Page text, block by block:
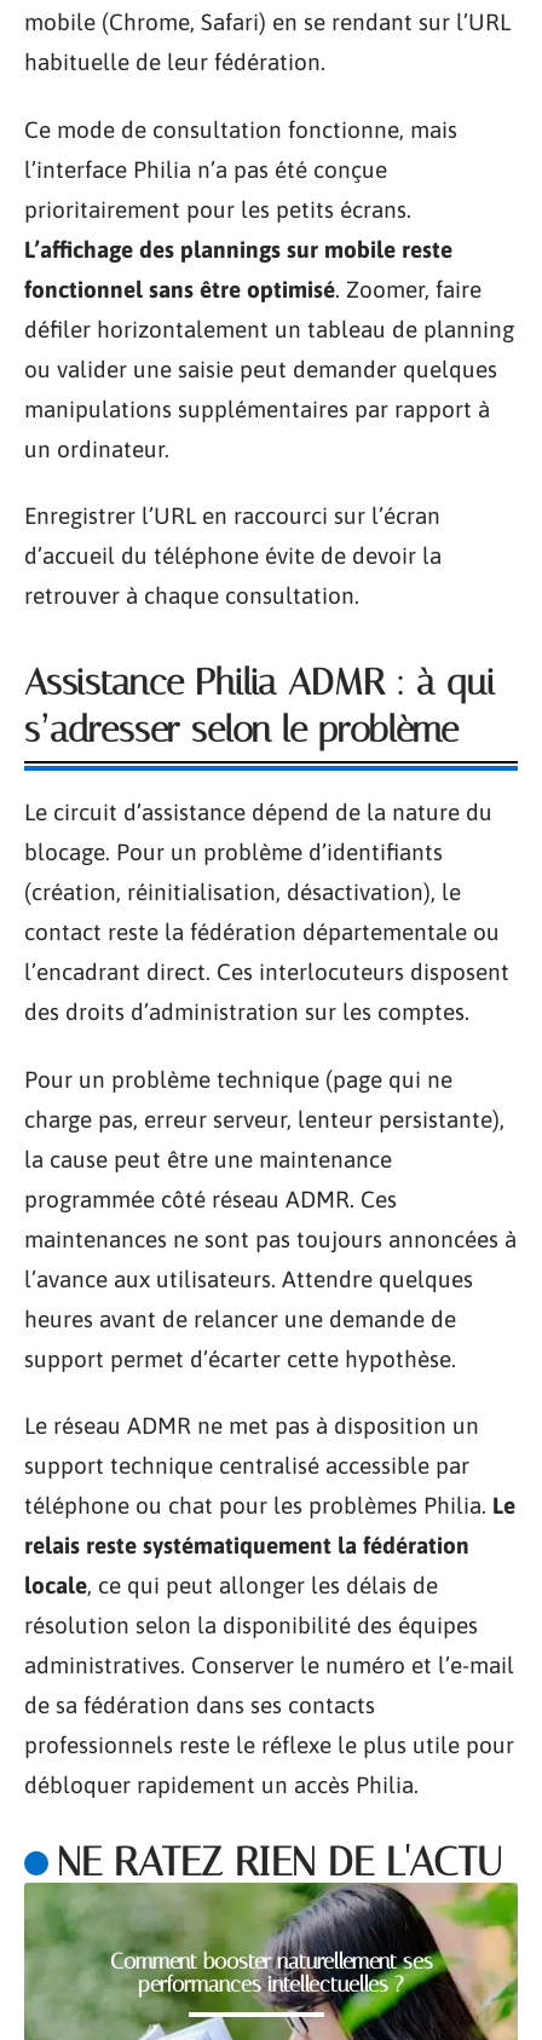
mobile (Chrome, Safari) en se rendant sur l’URL
habituelle de leur fédération.
Ce mode de consultation fonctionne, mais
l’interface Philia n’a pas été conçue
prioritairement pour les petits écrans.
L’affichage des plannings sur mobile reste
fonctionnel sans être optimisé. Zoomer, faire
défiler horizontalement un tableau de planning
ou valider une saisie peut demander quelques
manipulations supplémentaires par rapport à
un ordinateur.
Enregistrer l’URL en raccourci sur l’écran
d’accueil du téléphone évite de devoir la
retrouver à chaque consultation.
Assistance Philia ADMR : à qui
s’adresser selon le problème
Le circuit d’assistance dépend de la nature du
blocage. Pour un problème d’identifiants
(création, réinitialisation, désactivation), le
contact reste la fédération départementale ou
l’encadrant direct. Ces interlocuteurs disposent
des droits d’administration sur les comptes.
Pour un problème technique (page qui ne
charge pas, erreur serveur, lenteur persistante),
la cause peut être une maintenance
programmée côté réseau ADMR. Ces
maintenances ne sont pas toujours annoncées à
l’avance aux utilisateurs. Attendre quelques
heures avant de relancer une demande de
support permet d’écarter cette hypothèse.
Le réseau ADMR ne met pas à disposition un
support technique centralisé accessible par
téléphone ou chat pour les problèmes Philia. Le
relais reste systématiquement la fédération
locale, ce qui peut allonger les délais de
résolution selon la disponibilité des équipes
administratives. Conserver le numéro et l’e-mail
de sa fédération dans ses contacts
professionnels reste le réflexe le plus utile pour
débloquer rapidement un accès Philia.
NE RATEZ RIEN DE L'ACTU
Comment booster naturellement ses
performances intellectuelles ?